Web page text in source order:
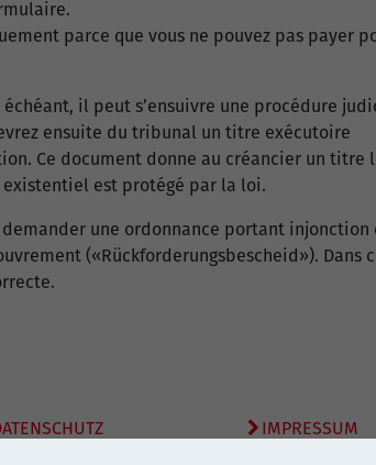
parce que vous ne pouvez pas payer
il peut s’ensuivre une procédure
ensuite du tribunal un titre exécutoire
Ce document donne au créancier un titre
est protégé par la loi.
une ordonnance portant
(«Rückforderungsbescheid»). Dans
IMPRESSUM